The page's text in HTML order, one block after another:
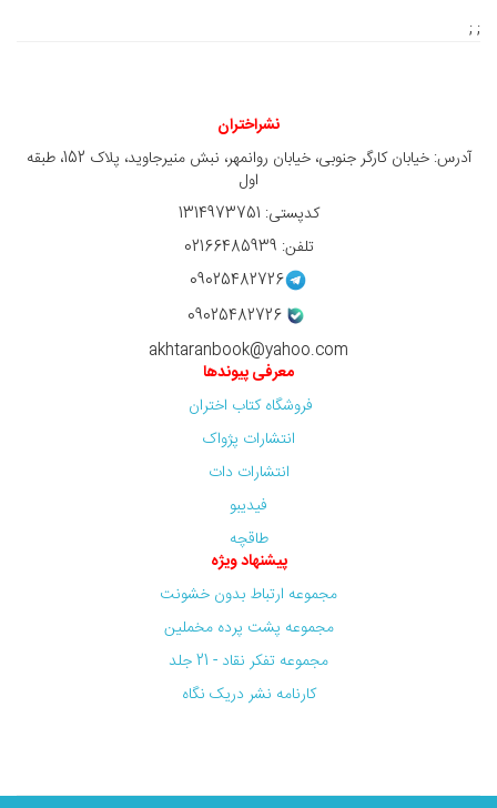
; ;
نشراختران
آدرس: خیابان کارگر جنوبی، خیابان روانمهر، نبش منیرجاوید، پلاک 152، طبقه
اول
کدپستی: 1314973751
تلفن: 02166485939
09025482726
09025482726
akhtaranbook@yahoo.com
معرفی پیوندها
فروشگاه کتاب اختران
انتشارات پژواک
انتشارات دات
فیدیبو
طاقچه
پیشنهاد ویژه
مجموعه ارتباط بدون خشونت
مجموعه پشت پرده مخملین
مجموعه تفکر نقاد - 21 جلد
کارنامه نشر دریک نگاه